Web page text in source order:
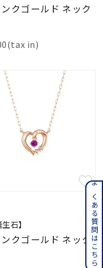
クゴールド ネック
in)
石】
クゴールド ネックよくある質問はこちら